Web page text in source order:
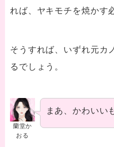
れば、ヤキモチを焼かす
そうすれば、いずれ元カ
るでしょう。
蘭堂か
おる
まあ、かわいい